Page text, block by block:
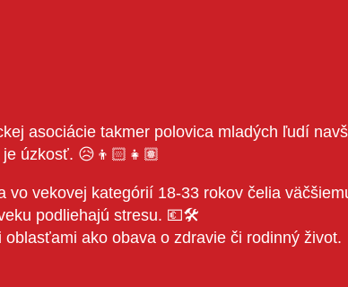
asociácie takmer polovica mladých ľudí
úzkosť. 😥👦🏻👧🏽
vo vekovej kategórií 18-33 rokov čelia
podliehajú stresu. 💶🛠
ako obava o zdravie či rodinný život.